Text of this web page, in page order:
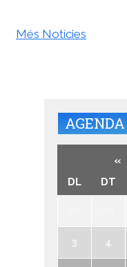
Més Notícies
AGENDA
«
DL
DT
3 4